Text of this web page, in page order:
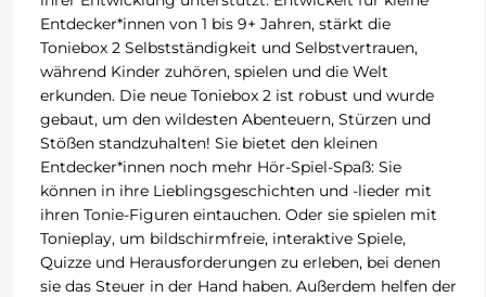
Entdecker*innen von 1 bis 9+ Jahren, stärkt die
Toniebox 2 Selbstständigkeit und Selbstvertrauen,
während Kinder zuhören, spielen und die Welt
erkunden. Die neue Toniebox 2 ist robust und wurde
gebaut, um den wildesten Abenteuern, Stürzen und
Stößen standzuhalten! Sie bietet den kleinen
Entdecker*innen noch mehr Hör-Spiel-Spaß: Sie
können in ihre Lieblingsgeschichten und -lieder mit
ihren Tonie-Figuren eintauchen. Oder sie spielen mit
Tonieplay, um bildschirmfreie, interaktive Spiele,
Quizze und Herausforderungen zu erleben, bei denen
sie das Steuer in der Hand haben. Außerdem helfen der